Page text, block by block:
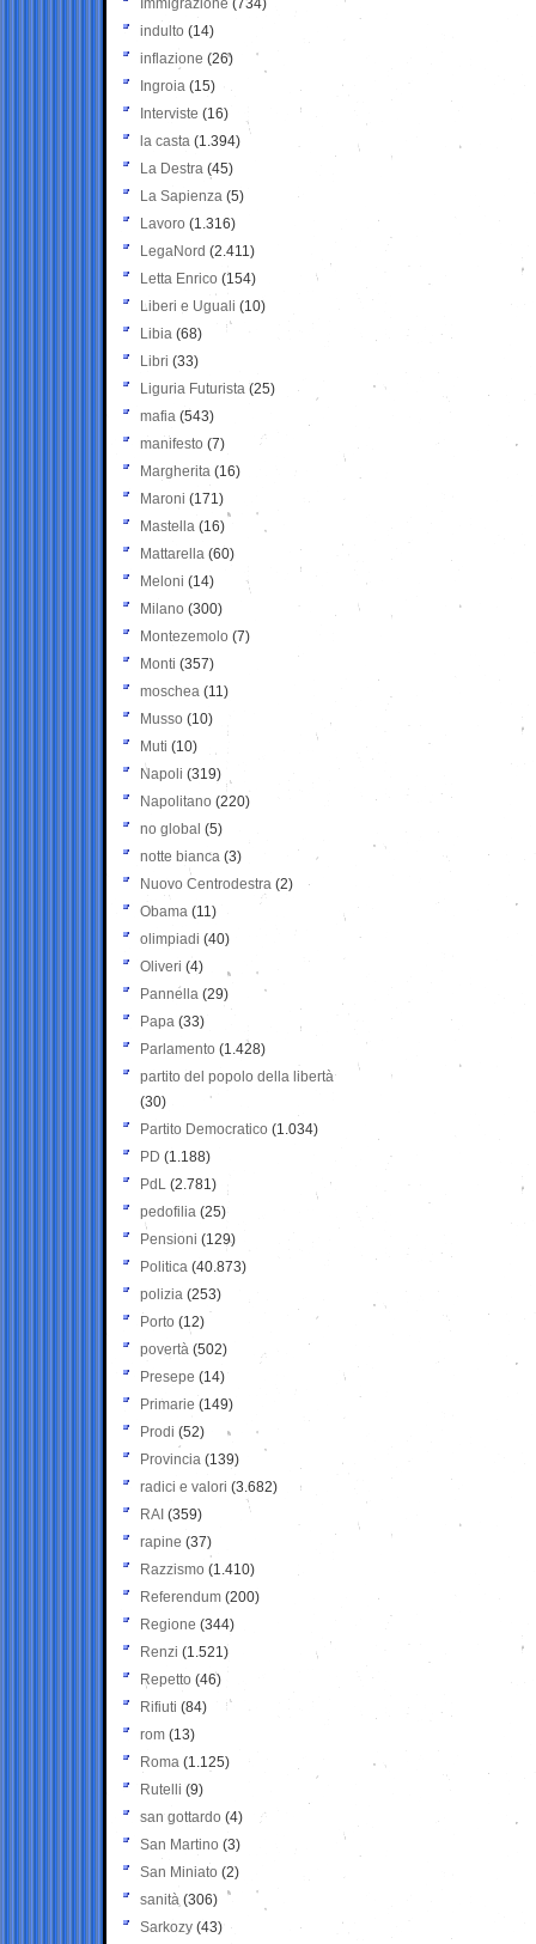
Immigrazione (734)
indulto (14)
inflazione (26)
Ingroia (15)
Interviste (16)
la casta (1.394)
La Destra (45)
La Sapienza (5)
Lavoro (1.316)
LegaNord (2.411)
Letta Enrico (154)
Liberi e Uguali (10)
Libia (68)
Libri (33)
Liguria Futurista (25)
mafia (543)
manifesto (7)
Margherita (16)
Maroni (171)
Mastella (16)
Mattarella (60)
Meloni (14)
Milano (300)
Montezemolo (7)
Monti (357)
moschea (11)
Musso (10)
Muti (10)
Napoli (319)
Napolitano (220)
no global (5)
notte bianca (3)
Nuovo Centrodestra (2)
Obama (11)
olimpiadi (40)
Oliveri (4)
Pannella (29)
Papa (33)
Parlamento (1.428)
partito del popolo della libertà
(30)
Partito Democratico (1.034)
PD (1.188)
PdL (2.781)
pedofilia (25)
Pensioni (129)
Politica (40.873)
polizia (253)
Porto (12)
povertà (502)
Presepe (14)
Primarie (149)
Prodi (52)
Provincia (139)
radici e valori (3.682)
RAI (359)
rapine (37)
Razzismo (1.410)
Referendum (200)
Regione (344)
Renzi (1.521)
Repetto (46)
Rifiuti (84)
rom (13)
Roma (1.125)
Rutelli (9)
san gottardo (4)
San Martino (3)
San Miniato (2)
sanità (306)
Sarkozy (43)